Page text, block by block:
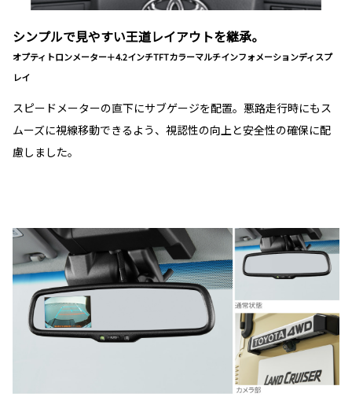
シンプルで見やすい王道レイアウトを継承。
オプティトロンメーター＋4.2インチTFTカラーマルチインフォメーションディスプ
レイ
スピードメーターの直下にサブゲージを配置。悪路走行時にもス
ムーズに視線移動できるよう、視認性の向上と安全性の確保に配
慮しました。